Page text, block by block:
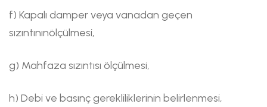
f) Kapalı damper veya vanadan geçen
sızıntınınölçülmesi,
g) Mahfaza sızıntısı ölçülmesi,
h) Debi ve basınç gerekliliklerinin belirlenmesi,